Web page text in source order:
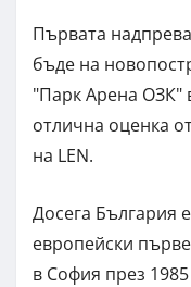
Първата
бъде на
"Парк Арена ОЗК"
отлична оценка
на LEN.
Досега България
европейски
в София през